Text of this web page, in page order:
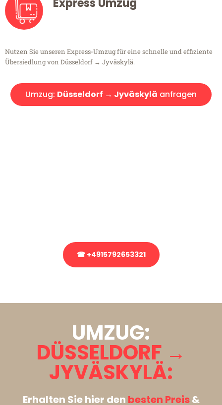
Express Umzug
Nutzen Sie unseren Express-Umzug für eine schnelle und effiziente
Übersiedlung von Düsseldorf → Jyväskylä.
Umzug: Düsseldorf → Jyväskylä anfragen
☎ +4915792653321
UMZUG:
DÜSSELDORF →
JYVÄSKYLÄ:
Erhalten Sie hier den besten Preis&